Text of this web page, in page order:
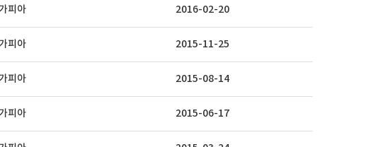
피아 2016-02-20
피아 2015-11-25
피아 2015-08-14
피아 2015-06-17